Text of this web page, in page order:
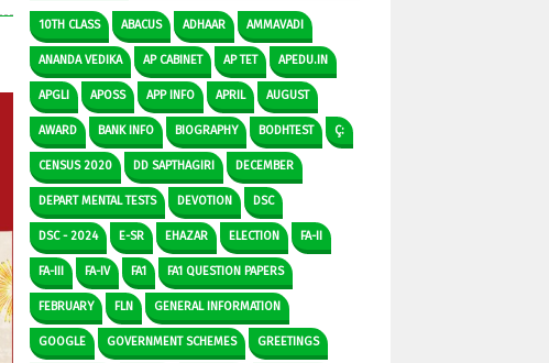
10TH CLASS ABACUS ADHAAR AMMAVADI
ANANDA VEDIKA AP CABINET AP TET APEDU.IN
APGLI APOSS APP INFO APRIL AUGUST
AWARD BANK INFO BIOGRAPHY BODHTEST Ç:
CENSUS 2020 DD SAPTHAGIRI DECEMBER
DEPART MENTAL TESTS DEVOTION DSC
DSC - 2024 E-SR EHAZAR ELECTION FA-II
FA-III FA-IV FA1 FA1 QUESTION PAPERS
FEBRUARY FLN GENERAL INFORMATION
GOOGLE GOVERNMENT SCHEMES GREETINGS